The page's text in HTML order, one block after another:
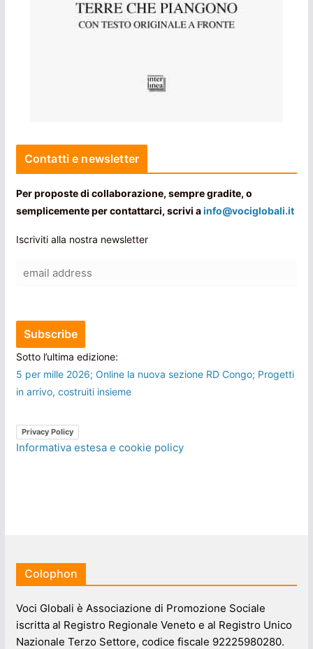
Contatti e newsletter
Per proposte di collaborazione, sempre gradite, o
semplicemente per contattarci, scrivi ainfo@vociglobali.it
Iscriviti alla nostra newsletter
Sotto l’ultima edizione:
5 per mille 2026; Online la nuova sezione RD Congo; Progetti
in arrivo, costruiti insieme
Privacy Policy
Informativa estesa e cookie policy
Colophon
Voci Globali è Associazione di Promozione Sociale
iscritta al Registro Regionale Veneto e al Registro Unico
Nazionale Terzo Settore, codice fiscale 92225980280.